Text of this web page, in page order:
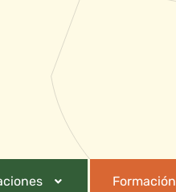
Formación